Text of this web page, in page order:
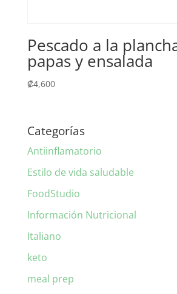
Pescado a la
papas y ensalada
₡4,600
Categorías
Antiinflamatorio
Estilo de vida saludable
FoodStudio
Información Nutricional
Italiano
keto
meal prep